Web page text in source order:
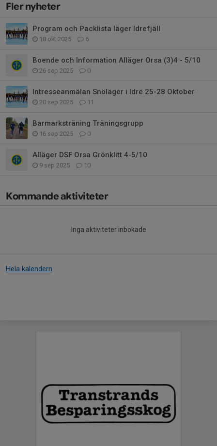
Fler nyheter
Program och Packlista läger Idrefjäll
18 okt 2025 6
Boende och Information Alläger Orsa (3)4 - 5/10
26 sep 2025 0
Intresseanmälan Snöläger i Idre 25-28 Oktober
20 sep 2025 11
Barmarksträning Träningsgrupp
16 sep 2025 0
Alläger DSF Orsa Grönklitt 4-5/10
9 sep 2025 10
Kommande aktiviteter
Inga aktiviteter inbokade
Hela kalendern